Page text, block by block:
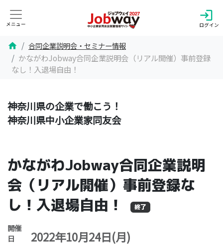
メニュー
login
ログイン
home 合同企業説明会・セミナー情報
かながわJobway合同企業説明会（リアル開催）事前登録
なし！入退場自由！
神奈川県の企業で働こう！
神奈川県中小企業家同友会
かながわJobway合同企業説明
会（リアル開催）事前登録な
し！入退場自由！
終了
開催
日
2022年10月24日(月)